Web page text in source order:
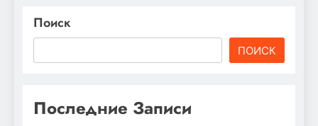
Поиск
ПОИСК
Последние Записи